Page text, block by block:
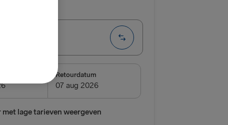
→ Harwich
van Holland
Retourdatum
met lage tarieven weergeven